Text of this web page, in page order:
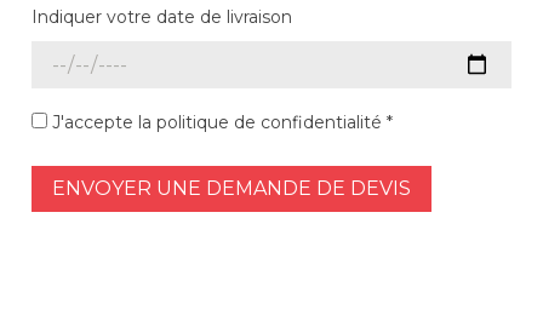
Indiquer votre date de livraison
J'accepte la politique de confidentialité *
ENVOYER UNE DEMANDE DE DEVIS